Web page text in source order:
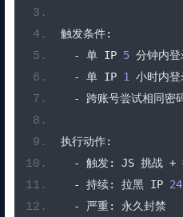
触发条件:
-
单 IP 5 分钟内登
-
单 IP 1 小时内登
-
跨账号尝试相同密
执行动作:
-
触发: JS 挑战 +
-
持续: 拉黑 IP 24
-
严重: 永久封禁